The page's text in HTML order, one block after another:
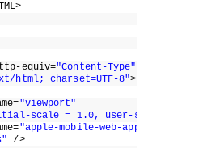
equiv="Content-Type"
html; charset=UTF-8">
"viewport"
scale = 1.0, user-scalable =
"apple-mobile-web-app-capable"
/>